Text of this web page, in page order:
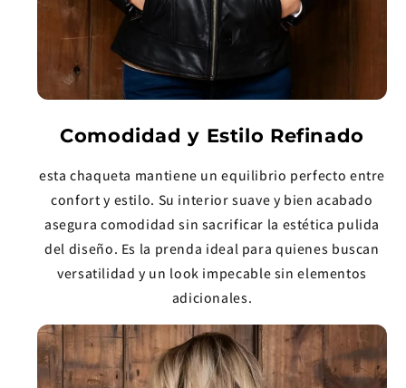
Comodidad y Estilo Refinado
esta chaqueta mantiene un equilibrio perfecto entre
confort y estilo. Su interior suave y bien acabado
asegura comodidad sin sacrificar la estética pulida
del diseño. Es la prenda ideal para quienes buscan
versatilidad y un look impecable sin elementos
adicionales.